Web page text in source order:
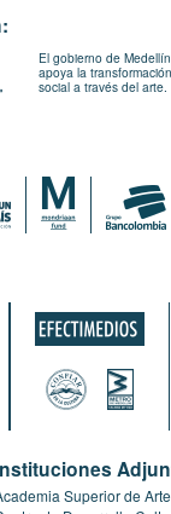
El gobierno de Medellín
apoya la transformación
social a través del arte.
Superior de